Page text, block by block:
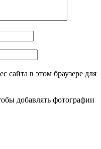
сайта в этом браузере для
добавлять фотографии